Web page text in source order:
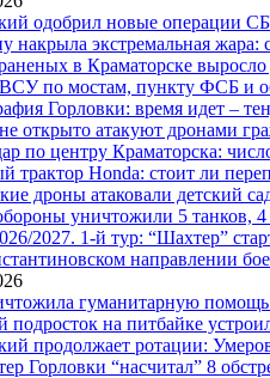
одобрил новые операции
накрыла экстремальная жара:
в Краматорске
по мостам, пункту ФСБ и
Горловки: время идет –
открыто атакуют дронами
по центру Краматорска:
трактор Honda: стоит ли
дроны атаковали детский
уничтожили 5 танков, 4
2027. 1-й тур: “Шахтер”
направлении
гуманитарную помощь
подросток на питбайке
продолжает ротации:
Горловки “насчитал” 8